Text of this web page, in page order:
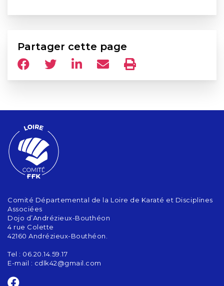
Partager cette page
Comité Départemental de la Loire de Karaté et Disciplines
Associées
Dojo d’Andrézieux-Bouthéon
4 rue Colette
42160 Andrézieux-Bouthéon.
Tel : 06.20.14.59.17
E-mail : cdlk42@gmail.com